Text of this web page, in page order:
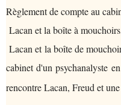
Règlement de compte au
Lacan et la boîte à
Lacan et la boîte de
cabinet d'un psychanalyste
rencontre Lacan, Freud et